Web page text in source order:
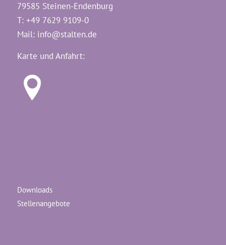
79585 Steinen-Endenburg
T: +49 7629 9109-0
Mail: info@stalten.de
Karte und Anfahrt:
Downloads
Stellenangebote